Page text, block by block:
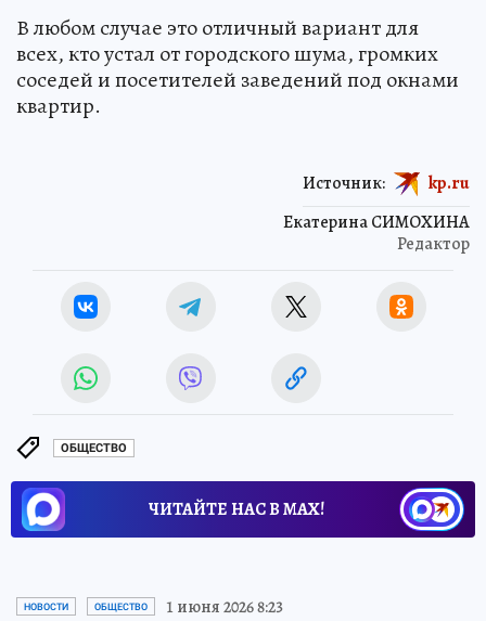
В любом случае это отличный вариант для
всех, кто устал от городского шума, громких
соседей и посетителей заведений под окнами
квартир.
Екатерина СИМОХИНА
Редактор
Источник: kp.ru
ОБЩЕСТВО
ЧИТАЙТЕ НАС В МАХ!
НОВОСТИ ОБЩЕСТВО 1 июня 2026 8:23